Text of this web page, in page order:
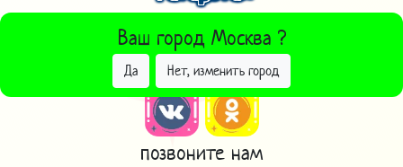
Ваш город Москва ?
Да Нет, изменить город
ВЫБРАТЬ ДРУГОЙ ГОРОД
позвоните нам